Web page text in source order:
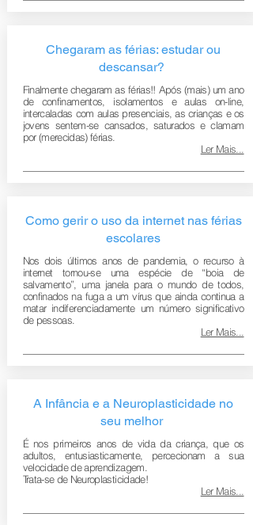
Chegaram as férias: estudar ou
descansar?
Finalmente chegaram as férias!! Após (mais) um ano
de confinamentos, isolamentos e aulas on-line,
intercaladas com aulas presenciais, as crianças e os
jovens sentem-se cansados, saturados e clamam
por (merecidas) férias.
Ler Mais...
Como gerir o uso da internet nas férias
escolares
Nos dois últimos anos de pandemia, o recurso à
internet tornou-se uma espécie de “boia de
salvamento”, uma janela para o mundo de todos,
confinados na fuga a um vírus que ainda continua a
matar indiferenciadamente um número significativo
de pessoas.
Ler Mais...
A Infância e a Neuroplasticidade no
seu melhor
É nos primeiros anos de vida da criança, que os
adultos, entusiasticamente, percecionam a sua
velocidade de aprendizagem.
Trata-se de Neuroplasticidade!
Ler Mais...